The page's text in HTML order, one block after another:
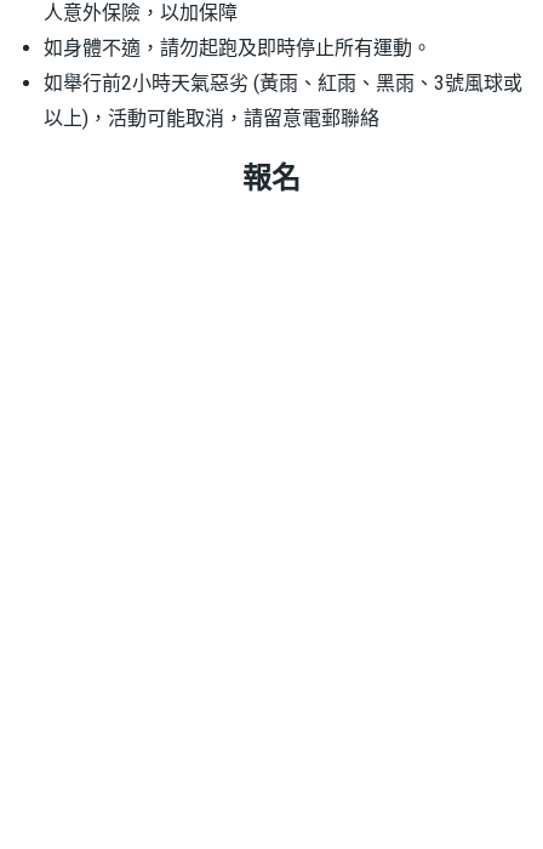
人意外保險，以加保障
如身體不適，請勿起跑及即時停止所有運動。
如舉行前2小時天氣惡劣 (黃雨、紅雨、黑雨、3號風球或
以上)，活動可能取消，請留意電郵聯絡
報名